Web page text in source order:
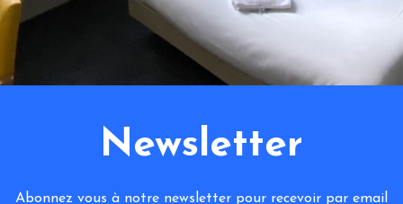
Newsletter
Abonnez vous à notre newsletter pour recevoir par email